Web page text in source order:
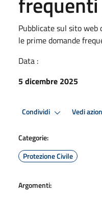
Pubblicate sul sito web
le prime domande
Data :
5 dicembre 2025
Condividi Vedi
Categorie:
Protezione Civile
Argomenti: